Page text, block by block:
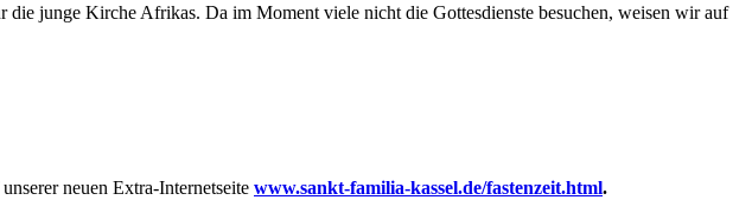
junge Kirche Afrikas. Da im Moment viele nicht die Gottesdienste besuchen, weisen wir auf
neuen Extra-Internetseite www.sankt-familia-kassel.de/fastenzeit.html.